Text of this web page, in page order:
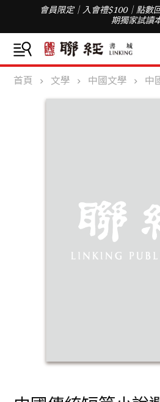
會員限定｜入會禮$100｜點數
期獨家試讀
首頁 文學 中國文學 中